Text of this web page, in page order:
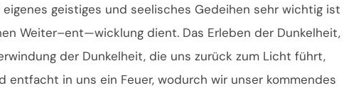
geistiges und seelisches Gedeihen sehr wichtig ist
Weiter–ent—wicklung dient. Das Erleben der Dunkelheit,
der Dunkelheit, die uns zurück zum Licht führt,
entfacht in uns ein Feuer, wodurch wir unser kommendes